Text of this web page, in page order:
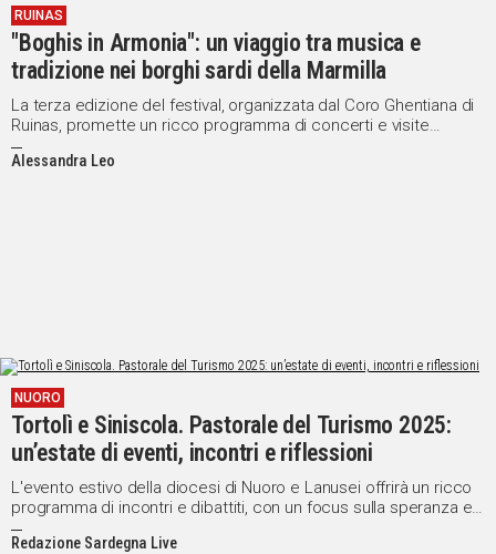
RUINAS
"Boghis in Armonia": un viaggio tra musica e
tradizione nei borghi sardi della Marmilla
La terza edizione del festival, organizzata dal Coro Ghentiana di
Ruinas, promette un ricco programma di concerti e visite
guidate nel suggestivo territorio dell'entroterra sardo
Alessandra Leo
NUORO
Tortolì e Siniscola. Pastorale del Turismo 2025:
un’estate di eventi, incontri e riflessioni
L'evento estivo della diocesi di Nuoro e Lanusei offrirà un ricco
programma di incontri e dibattiti, con un focus sulla speranza e
l'impegno sociale, culminando con il premio "Persona fraterna"
Redazione Sardegna Live